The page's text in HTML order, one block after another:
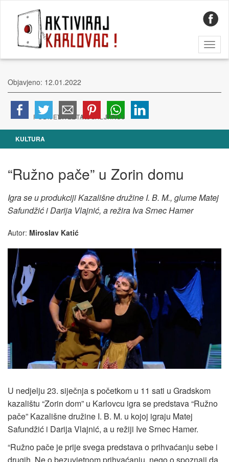
Objavjeno: 12.01.2022
KULTURA
“Ružno pače” u Zorin domu
Igra se u produkciji Kazališne družine I. B. M., glume Matej
Safundžić i Darija Vlajnić, a režira Iva Srnec Hamer
Autor: Miroslav Katić
U nedjelju 23. siječnja s početkom u 11 sati u Gradskom
kazalištu “Zorin dom” u Karlovcu igra se predstava “Ružno
pače” Kazališne družine I. B. M. u kojoj igraju Matej
Safundžić i Darija Vlajnić, a u režiji Ive Srnec Hamer.
“Ružno pače je prije svega predstava o prihvaćanju sebe i